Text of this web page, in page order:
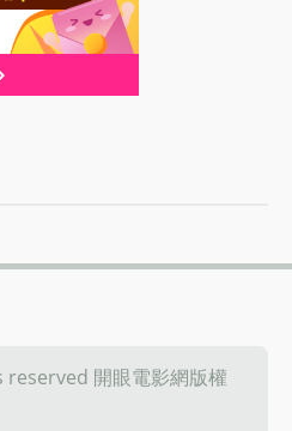
開眼電影網版權